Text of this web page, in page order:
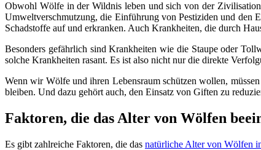
Obwohl Wölfe in der Wildnis leben und sich von der
Umweltverschmutzung, die Einführung von Pestiziden und den
Schadstoffe auf und erkranken. Auch Krankheiten, die durch
Besonders gefährlich sind Krankheiten wie die Staupe oder
solche Krankheiten rasant. Es ist also nicht nur die direkte
Wenn wir Wölfe und ihren Lebensraum schützen wollen,
bleiben. Und dazu gehört auch, den Einsatz von Giften zu
Faktoren, die das Alter von Wölfen
Es gibt zahlreiche Faktoren, die das natürliche Alter von Wölfen